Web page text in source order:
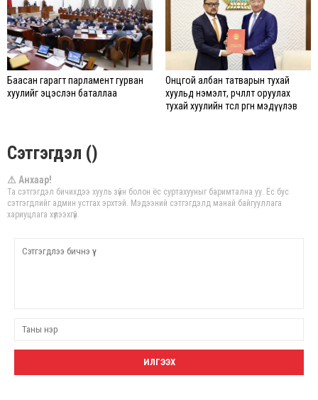
Баасан гарагт парламент гурван
хуулийг эцэслэн баталлаа
Онцгой албан татварын тухай
хуульд нэмэлт, өөрчлөлт оруулах
тухай хуулийн төсөл өргөн мэдүүлэв
Сэтгэгдэл ()
⚠ Анхаар!
Та сэтгэгдэл бичихдээ хууль зүйн болон ёс суртахууныг баримтална уу. Ёс бус
сэтгэгдлийг админ устгах эрхтэй. Мэдээний сэтгэгдэлд манай байгууллага
хариуцлага хүлээхгүй.